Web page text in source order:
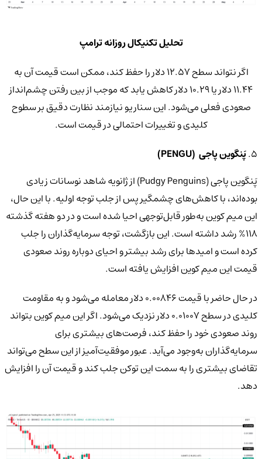
تحلیل تکنیکال روزانه ترامپ
اگر نتواند سطح 12.57 دلار را حفظ کند، ممکن است قیمت آن به
11.44 دلار یا 10.29 دلار کاهش یابد که موجب از بین رفتن چشم‌انداز
صعودی فعلی می‌شود. این سناریو نیازمند نظارت دقیق بر سطوح
کلیدی و تغییرات احتمالی در قیمت است.
5. پَنگوین‌ پاجی (PENGU)
پَنگوین‌ پاجی (Pudgy Penguins) از ژانویه شاهد نوسانات زیادی
بوده‌اند، با کاهش‌های چشمگیر پس از جلب توجه اولیه. با این حال،
این میم کوین به‌طور قابل‌توجهی احیا شده است و در دو هفته گذشته
118% رشد داشته است. این بازگشت، توجه سرمایه‌گذاران را جلب
کرده است و امیدها برای رشد بیشتر و احیای دوباره روند صعودی
قیمت این میم کوین افزایش یافته است.
در حال حاضر با قیمت 0.00846 دلار معامله می‌شود و به مقاومت
کلیدی در سطح 0.01007 دلار نزدیک می‌شود. اگر این میم کوین بتواند
روند صعودی خود را حفظ کند، فرصت‌های بیشتری برای
سرمایه‌گذاران به‌وجود می‌آید. عبور موفقیت‌آمیز از این سطح می‌تواند
تقاضای بیشتری را به سمت این توکن جلب کند و قیمت آن را افزایش
دهد.